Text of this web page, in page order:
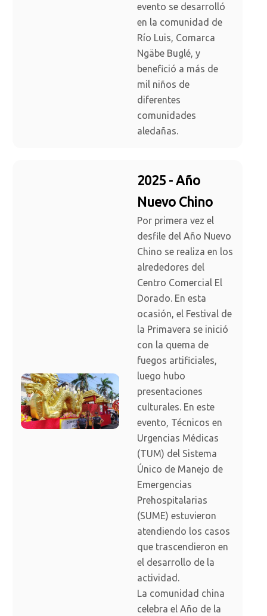
evento se desarrolló
en la comunidad de
Río Luis, Comarca
Ngäbe Buglé, y
benefició a más de
mil niños de
diferentes
comunidades
aledañas.
2025 - Año
Nuevo Chino
Por primera vez el
desfile del Año Nuevo
Chino se realiza en los
alrededores del
Centro Comercial El
Dorado. En esta
ocasión, el Festival de
la Primavera se inició
con la quema de
fuegos artificiales,
luego hubo
presentaciones
culturales. En este
evento, Técnicos en
Urgencias Médicas
(TUM) del Sistema
Único de Manejo de
Emergencias
Prehospitalarias
(SUME) estuvieron
atendiendo los casos
que trascendieron en
el desarrollo de la
actividad.
La comunidad china
celebra el Año de la